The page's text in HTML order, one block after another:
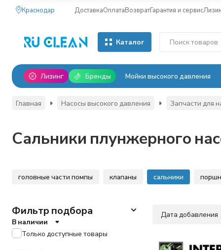
Краснодар ДоставкаОплатаВозвратГарантия и сервис
Каталог
Лизинг Бренды Мойки высокого давления
Главная Насосы высокого давления Запчасти для
Сальники плунжерного
головные части помпы клапаны сальники
Дата добавления
Фильтр подбора
В наличии
Только доступные товары